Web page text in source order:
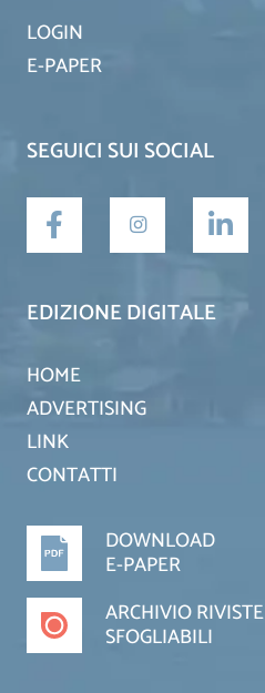
LOGIN
E-PAPER
SEGUICI SUI SOCIAL
EDIZIONE DIGITALE
HOME
ADVERTISING
LINK
CONTATTI
DOWNLOAD
E-PAPER
ARCHIVIO RIVISTE
SFOGLIABILI